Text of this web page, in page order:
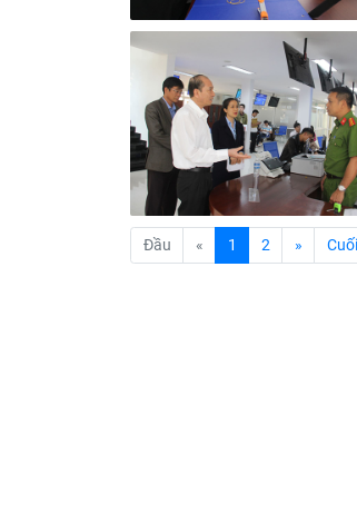
Đầu « 1 (current)
2 » Cuối